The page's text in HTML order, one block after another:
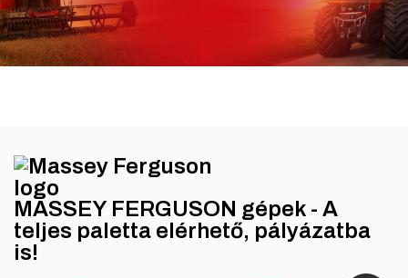
MASSEY FERGUSON gépek - A
teljes paletta elérhető, pályázatba
is!